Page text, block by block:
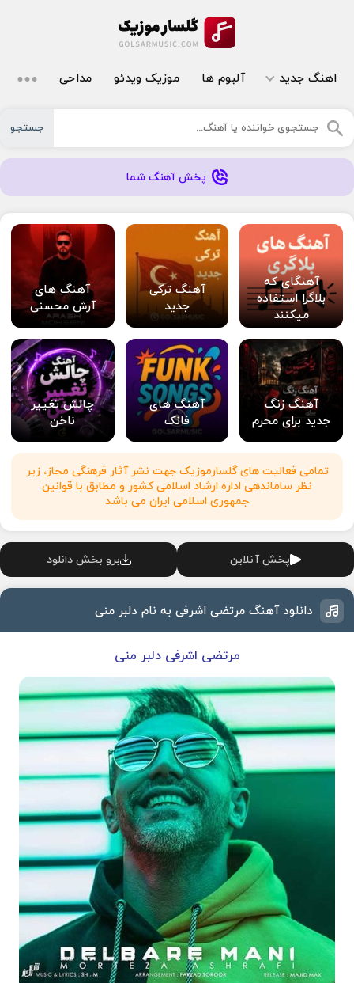
اهنگ جدید آلبوم ها موزیک ویدئو مداحی
جستجو
پخش آهنگ شما
آهنگای که
بلاگرا استفاده
میکنند
آهنگ ترکی
جدید
آهنگ های
آرش محسنی
آهنگ زنگ
جدید برای محرم
آهنگ های
فانک
چالش تغییر
ناخن
تمامی فعالیت های گلسارموزیک جهت نشر آثار فرهنگی مجاز، زیر
نظر ساماندهی اداره ارشاد اسلامی کشور و مطابق با قوانین
جمهوری اسلامی ایران می باشد
پخش آنلاین برو بخش دانلود
دانلود آهنگ مرتضی اشرفی به نام دلبر منی
مرتضی اشرفی دلبر منی